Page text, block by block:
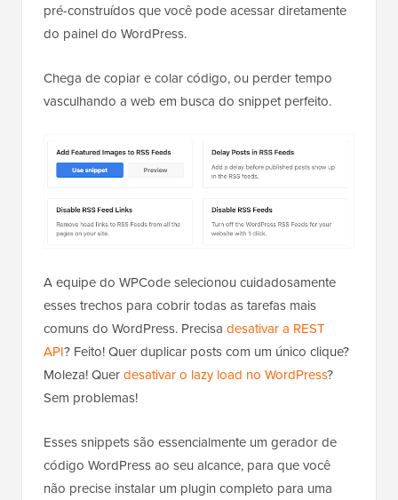
pré-construídos que você pode acessar diretamente
do painel do WordPress.
Chega de copiar e colar código, ou perder tempo
vasculhando a web em busca do snippet perfeito.
A equipe do WPCode selecionou cuidadosamente
esses trechos para cobrir todas as tarefas mais
comuns do WordPress. Precisa desativar a REST
API? Feito! Quer duplicar posts com um único clique?
Moleza! Querdesativar o lazy load no WordPress?
Sem problemas!
Esses snippets são essencialmente um gerador de
código WordPress ao seu alcance, para que você
não precise instalar um plugin completo para uma